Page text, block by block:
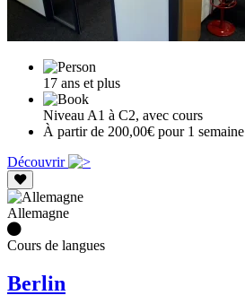
17 ans et plus
Niveau A1 à C2, avec cours
À partir de 200,00€ pour 1 semaine
Découvrir
Allemagne
Cours de langues
Berlin